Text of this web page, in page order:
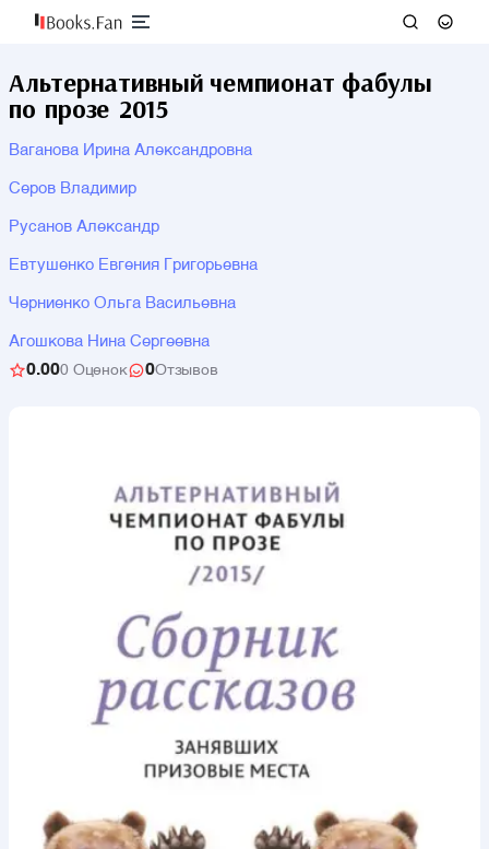
Альтернативный чемпионат фабулы
по прозе 2015
Ваганова Ирина Александровна
Серов Владимир
Русанов Александр
Евтушенко Евгения Григорьевна
Черниенко Ольга Васильевна
Агошкова Нина Сергеевна
0.000 Оценок 0Отзывов